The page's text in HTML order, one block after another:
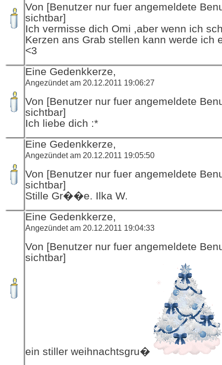
Von [Benutzer nur fuer angemeldete
sichtbar]
Ich vermisse dich Omi ,aber wenn ich
Kerzen ans Grab stellen kann werde ich
<3
Eine Gedenkkerze,
Angezündet am 20.12.2011 19:06:27
Von [Benutzer nur fuer angemeldete
sichtbar]
Ich liebe dich :*
Eine Gedenkkerze,
Angezündet am 20.12.2011 19:05:50
Von [Benutzer nur fuer angemeldete
sichtbar]
Stille Gr��e. Ilka W.
Eine Gedenkkerze,
Angezündet am 20.12.2011 19:04:33
Von [Benutzer nur fuer angemeldete
sichtbar]
ein stiller weihnachtsgru�